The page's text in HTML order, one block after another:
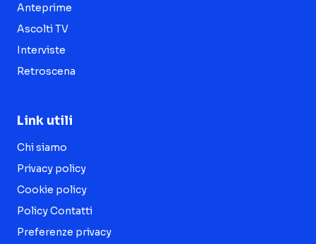
Anteprime
Ascolti TV
Interviste
Retroscena
Link utili
Chi siamo
Privacy policy
Cookie policy
Policy Contatti
Preferenze privacy